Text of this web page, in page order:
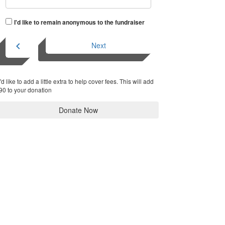
I'd like to remain anonymous to the fundraiser
chevron_left Next
like to add a little extra to help cover fees. This will add
to your donation
Donate Now